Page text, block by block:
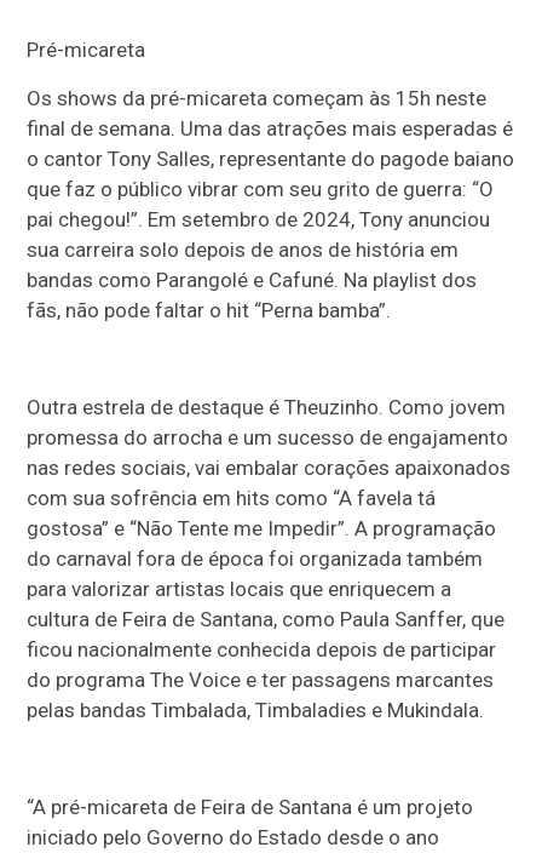
Pré-micareta
Os shows da pré-micareta começam às 15h neste
final de semana. Uma das atrações mais esperadas é
o cantor Tony Salles, representante do pagode baiano
que faz o público vibrar com seu grito de guerra: “O
pai chegou!”. Em setembro de 2024, Tony anunciou
sua carreira solo depois de anos de história em
bandas como Parangolé e Cafuné. Na playlist dos
fãs, não pode faltar o hit “Perna bamba”.
Outra estrela de destaque é Theuzinho. Como jovem
promessa do arrocha e um sucesso de engajamento
nas redes sociais, vai embalar corações apaixonados
com sua sofrência em hits como “A favela tá
gostosa” e “Não Tente me Impedir”. A programação
do carnaval fora de época foi organizada também
para valorizar artistas locais que enriquecem a
cultura de Feira de Santana, como Paula Sanffer, que
ficou nacionalmente conhecida depois de participar
do programa The Voice e ter passagens marcantes
pelas bandas Timbalada, Timbaladies e Mukindala.
“A pré-micareta de Feira de Santana é um projeto
iniciado pelo Governo do Estado desde o ano